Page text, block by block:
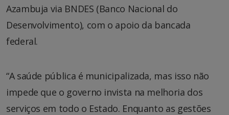
Azambuja via BNDES (Banco Nacional do
Desenvolvimento), com o apoio da bancada
federal.
“A saúde pública é municipalizada, mas isso não
impede que o governo invista na melhoria dos
serviços em todo o Estado. Enquanto as gestões